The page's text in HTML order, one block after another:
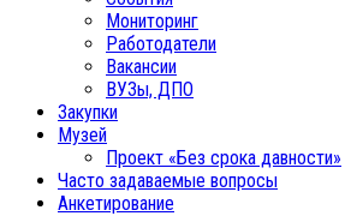
Мониторинг
Работодатели
Вакансии
ВУЗы, ДПО
Закупки
Музей
Проект «Без срока давности»
Часто задаваемые вопросы
Анкетирование